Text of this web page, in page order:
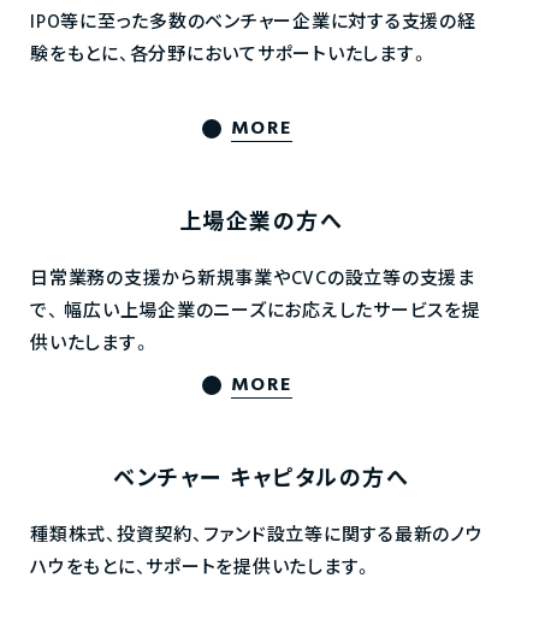
IPO等に至った多数のベンチャー企業に対する支援の経
験をもとに、各分野においてサポートいたします。
MORE
上場企業の方へ
日常業務の支援から新規事業やCVCの設立等の支援ま
で、 幅広い上場企業のニーズにお応えしたサービスを提
供いたします。
MORE
ベンチャー キャピタルの方へ
種類株式、投資契約、ファンド設立等に関する最新のノウ
ハウをもとに、サポートを提供いたします。